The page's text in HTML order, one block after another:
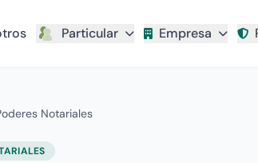
Particular Empresa
Notariales